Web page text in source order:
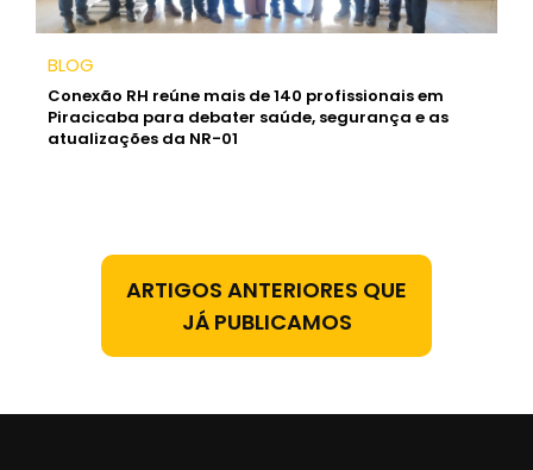
BLOG
Conexão RH reúne mais de 140 profissionais em
Piracicaba para debater saúde, segurança e as
atualizações da NR-01
ARTIGOS ANTERIORES QUE
JÁ PUBLICAMOS